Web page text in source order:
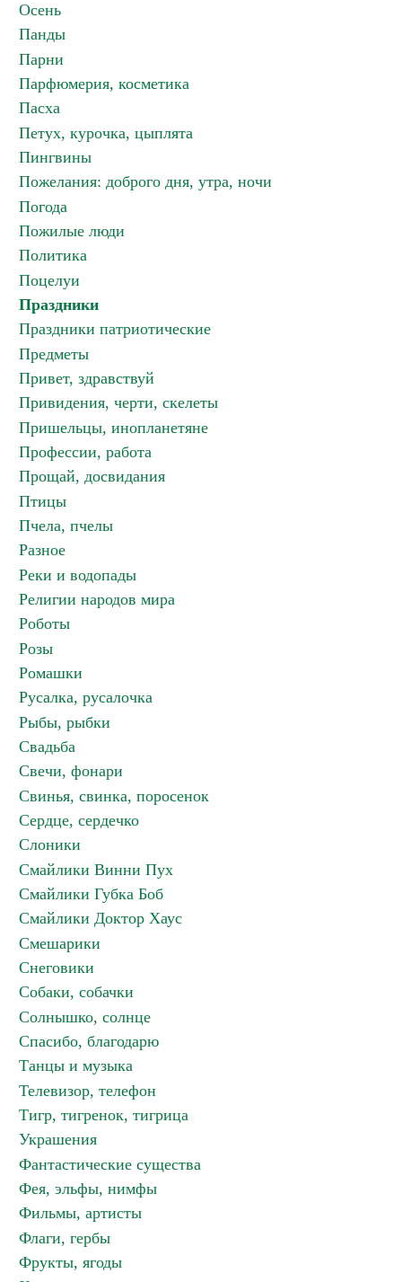
Осень
Панды
Парни
Парфюмерия, косметика
Пасха
Петух, курочка, цыплята
Пингвины
Пожелания: доброго дня, утра, ночи
Погода
Пожилые люди
Политика
Поцелуи
Праздники
Праздники патриотические
Предметы
Привет, здравствуй
Привидения, черти, скелеты
Пришельцы, инопланетяне
Профессии, работа
Прощай, досвидания
Птицы
Пчела, пчелы
Разное
Реки и водопады
Религии народов мира
Роботы
Розы
Ромашки
Русалка, русалочка
Рыбы, рыбки
Свадьба
Свечи, фонари
Свинья, свинка, поросенок
Сердце, сердечко
Слоники
Смайлики Винни Пух
Смайлики Губка Боб
Смайлики Доктор Хаус
Смешарики
Снеговики
Собаки, собачки
Солнышко, солнце
Спасибо, благодарю
Танцы и музыка
Телевизор, телефон
Тигр, тигренок, тигрица
Украшения
Фантастические существа
Фея, эльфы, нимфы
Фильмы, артисты
Флаги, гербы
Фрукты, ягоды